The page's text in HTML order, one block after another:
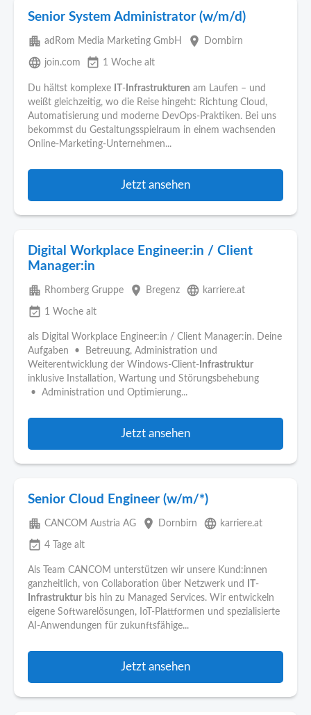
Senior System Administrator (w/m/d)
apartment adRom Media Marketing GmbH place Dornbirn
language join.com event_available 1 Woche alt
Du hältst komplexe - Infrastrukturen am Laufen – und
weißt gleichzeitig, wo die Reise hingeht: Richtung Cloud,
Automatisierung und moderne DevOps-Praktiken. Bei uns
bekommst du Gestaltungsspielraum in einem wachsenden
Online-Marketing-Unternehmen...
Jetzt ansehen
Digital Workplace Engineer:in / Client
Manager:in
apartment Rhomberg Gruppe place Bregenz language karriere.at
event_available 1 Woche alt
als Digital Workplace Engineer:in / Client Manager:in. Deine
Aufgaben • Betreuung, Administration und
Weiterentwicklung der Windows-Client- Infrastruktur
inklusive Installation, Wartung und Störungsbehebung
• Administration und Optimierung...
Jetzt ansehen
Senior Cloud Engineer (w/m/*)
apartment CANCOM Austria AG place Dornbirn language karriere.at
event_available 4 Tage alt
Als Team CANCOM unterstützen wir unsere Kund:innen
ganzheitlich, von Collaboration über Netzwerk und
-
Infrastruktur bis hin zu Managed Services. Wir entwickeln
eigene Softwarelösungen, IoT-Plattformen und spezialisierte
AI-Anwendungen für zukunftsfähige...
Jetzt ansehen